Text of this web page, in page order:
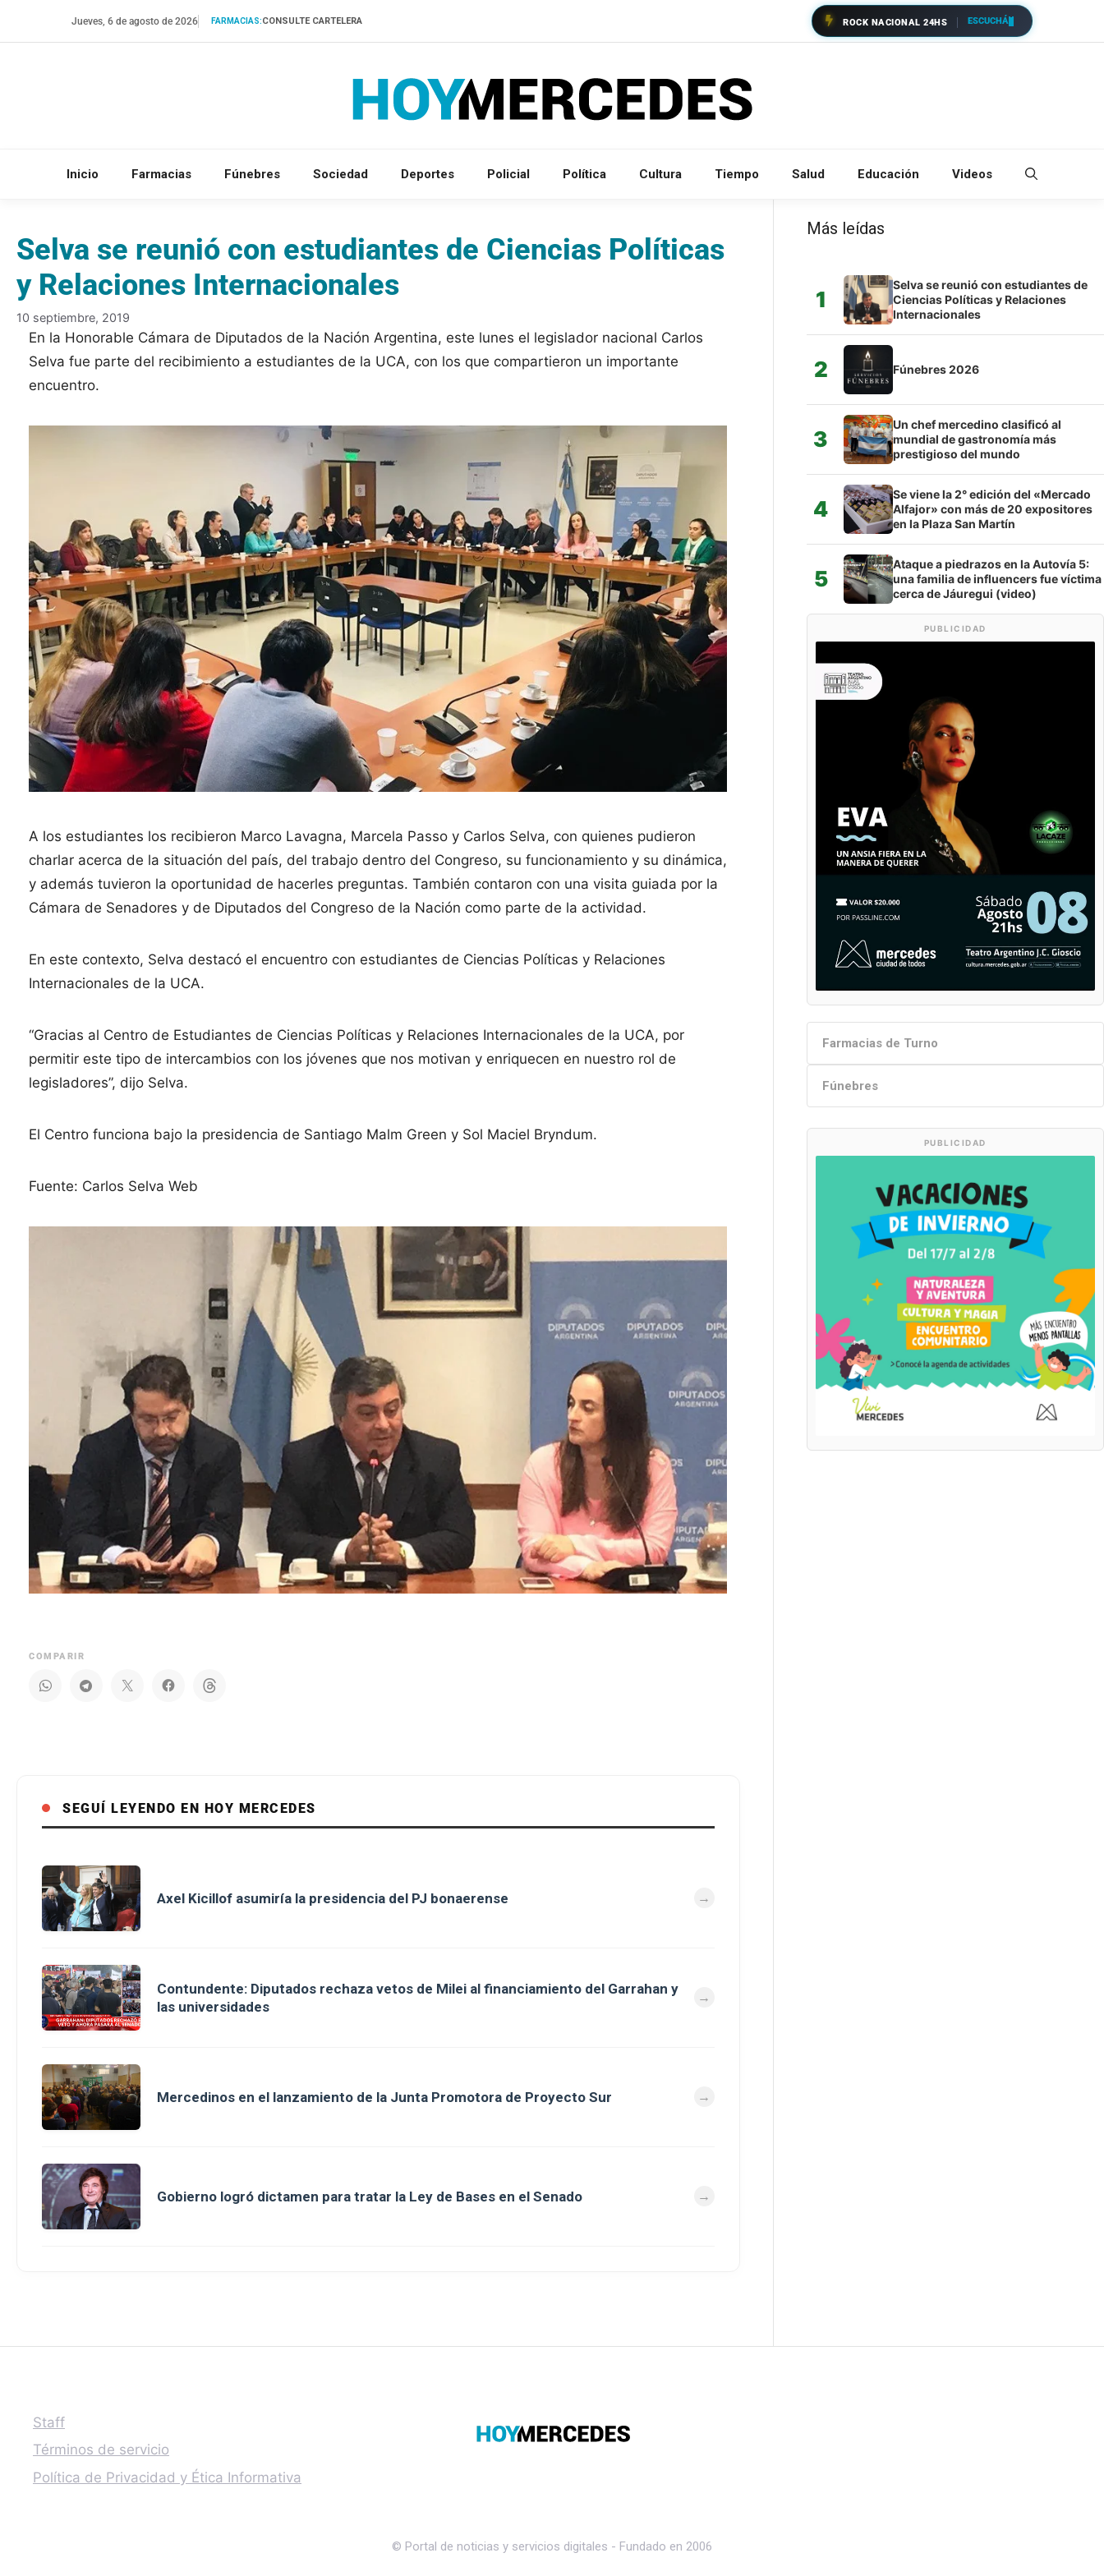
Jueves, 6 de agosto de 2026 FARMACIAS:CONSULTE CARTELERA ROCK NACIONAL 24HS ESCUCHÁ
Inicio Farmacias Fúnebres Sociedad Deportes Policial Política Cultura Tiempo Salud Educación Videos
Selva se reunió con estudiantes de Ciencias Políticas
y Relaciones Internacionales
10 septiembre, 2019
En la Honorable Cámara de Diputados de la Nación Argentina, este lunes el legislador nacional Carlos
Selva fue parte del recibimiento a estudiantes de la UCA, con los que compartieron un importante
encuentro.
A los estudiantes los recibieron Marco Lavagna, Marcela Passo y Carlos Selva, con quienes pudieron
charlar acerca de la situación del país, del trabajo dentro del Congreso, su funcionamiento y su dinámica,
y además tuvieron la oportunidad de hacerles preguntas. También contaron con una visita guiada por la
Cámara de Senadores y de Diputados del Congreso de la Nación como parte de la actividad.
En este contexto, Selva destacó el encuentro con estudiantes de Ciencias Políticas y Relaciones
Internacionales de la UCA.
“Gracias al Centro de Estudiantes de Ciencias Políticas y Relaciones Internacionales de la UCA, por
permitir este tipo de intercambios con los jóvenes que nos motivan y enriquecen en nuestro rol de
legisladores”, dijo Selva.
El Centro funciona bajo la presidencia de Santiago Malm Green y Sol Maciel Bryndum.
Fuente: Carlos Selva Web
COMPARIR
SEGUÍ LEYENDO EN HOY MERCEDES
Axel Kicillof asumiría la presidencia del PJ bonaerense
Contundente: Diputados rechaza vetos de Milei al financiamiento del Garrahan y
las universidades
Mercedinos en el lanzamiento de la Junta Promotora de Proyecto Sur
Gobierno logró dictamen para tratar la Ley de Bases en el Senado
Más leídas
1
Selva se reunió con estudiantes de
Ciencias Políticas y Relaciones
Internacionales
2 Fúnebres 2026
3
Un chef mercedino clasificó al
mundial de gastronomía más
prestigioso del mundo
4
Se viene la 2° edición del «Mercado
Alfajor» con más de 20 expositores
en la Plaza San Martín
5
Ataque a piedrazos en la Autovía 5:
una familia de influencers fue víctima
cerca de Jáuregui (video)
PUBLICIDAD
Farmacias de Turno
Fúnebres
PUBLICIDAD
Staff
Términos de servicio
Política de Privacidad y Ética Informativa
© Portal de noticias y servicios digitales - Fundado en 2006